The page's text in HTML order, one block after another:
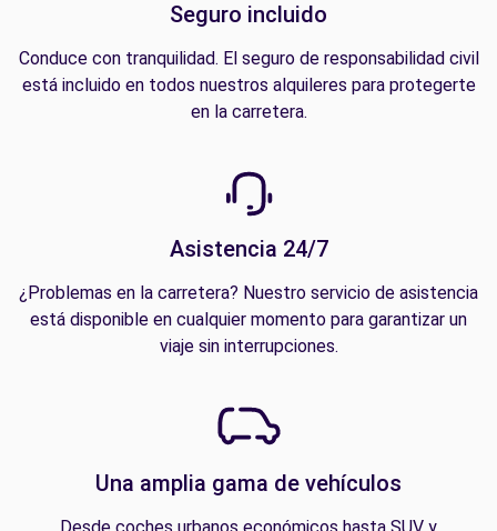
Seguro incluido
Conduce con tranquilidad. El seguro de responsabilidad civil
está incluido en todos nuestros alquileres para protegerte
en la carretera.
Asistencia 24/7
¿Problemas en la carretera? Nuestro servicio de asistencia
está disponible en cualquier momento para garantizar un
viaje sin interrupciones.
Una amplia gama de vehículos